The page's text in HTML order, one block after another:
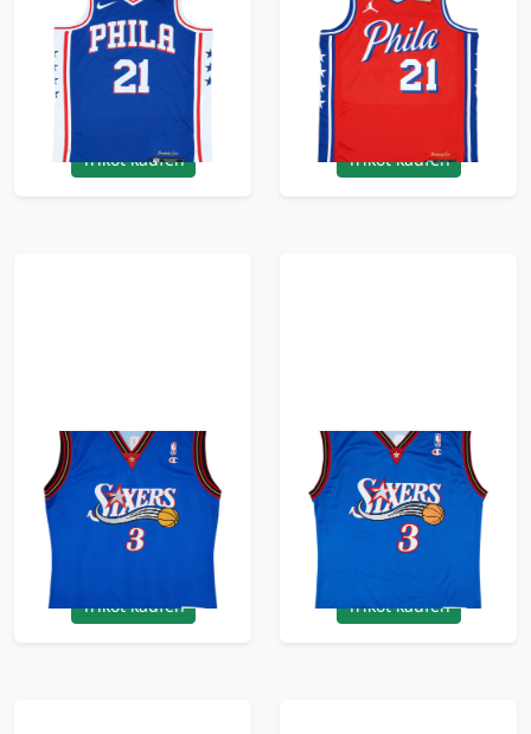
2017-25 Philadelphia
76ers Embiid #21 Nike
Swingman Away
Jersey (M)
95.99£ · ca. €113
Trikot kaufen
2020-25 Philadelphia
76ers Embiid #21
Jordan Swingman
Alternate Jersey (L)
95.99£ · ca. €113
Trikot kaufen
1999-00 Philadelphia
76ers Iverson #3
Champion Alternate
Jersey - 9/10 - (XL)
Trikot kaufen
1999-00 Philadelphia
76ers Iverson #3
Champion Alternate
Jersey - 9/10 - (L)
Trikot kaufen